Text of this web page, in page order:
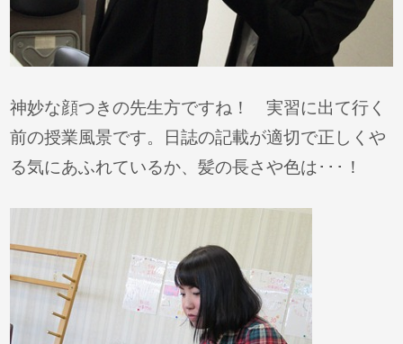
神妙な顔つきの先生方ですね！ 実習に出て行く
前の授業風景です。日誌の記載が適切で正しくや
る気にあふれているか、髪の長さや色は･･･！